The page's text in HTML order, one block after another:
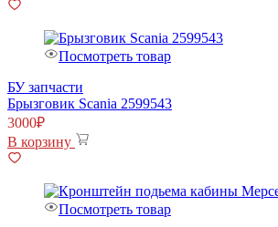
Посмотреть товар
БУ запчасти
Брызговик Scania 2599543
3000₽
В корзину
Посмотреть товар